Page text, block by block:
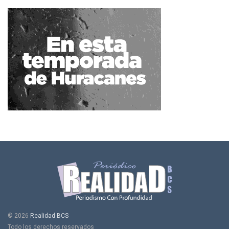
© 2026 Realidad BCS
Todo los derechos reservados